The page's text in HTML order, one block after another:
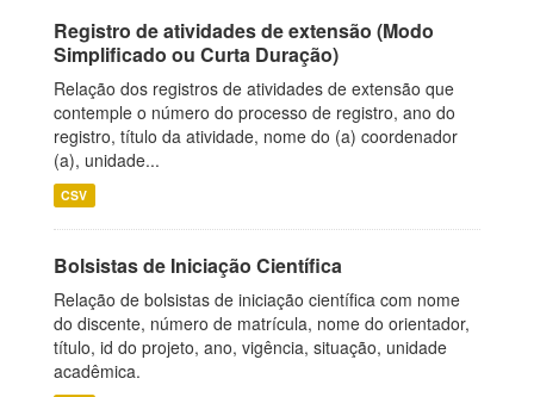
Registro de atividades de extensão (Modo
Simplificado ou Curta Duração)
Relação dos registros de atividades de extensão que
contemple o número do processo de registro, ano do
registro, título da atividade, nome do (a) coordenador
(a), unidade...
CSV
Bolsistas de Iniciação Científica
Relação de bolsistas de iniciação científica com nome
do discente, número de matrícula, nome do orientador,
título, id do projeto, ano, vigência, situação, unidade
acadêmica.